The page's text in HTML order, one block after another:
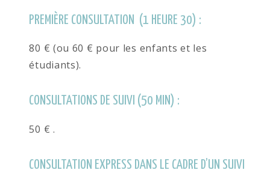
PREMIÈRE CONSULTATION (1 HEURE 30) :
80 € (ou 60 € pour les enfants et les
étudiants).
CONSULTATIONS DE SUIVI (50 MIN) :
50 € .
CONSULTATION EXPRESS DANS LE CADRE D’UN SUIVI